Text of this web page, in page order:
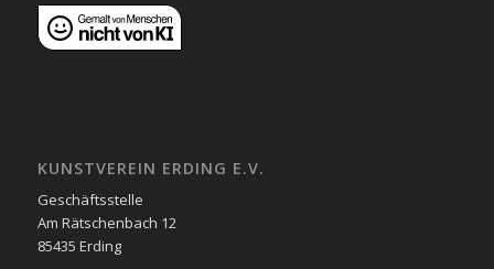
KUNSTVEREIN ERDING E.V.
Geschäftsstelle
Am Rätschenbach 12
85435 Erding